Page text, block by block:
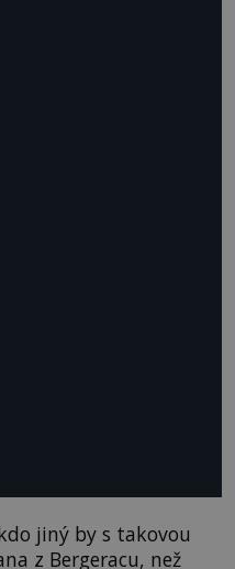
jiný by s takovou
z Bergeracu, než